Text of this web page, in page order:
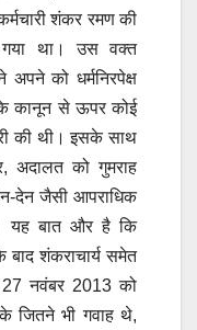
शंकर रमण की
गया था। उस वक्त
को धर्मनिरपेक्ष
कानून से ऊपर कोई
की थी। इसके साथ
अदालत को गुमराह
देन जैसी आपराधिक
यह बात और है कि
शंकराचार्य समेत
27 नवंबर 2013 को
जितने भी गवाह थे,